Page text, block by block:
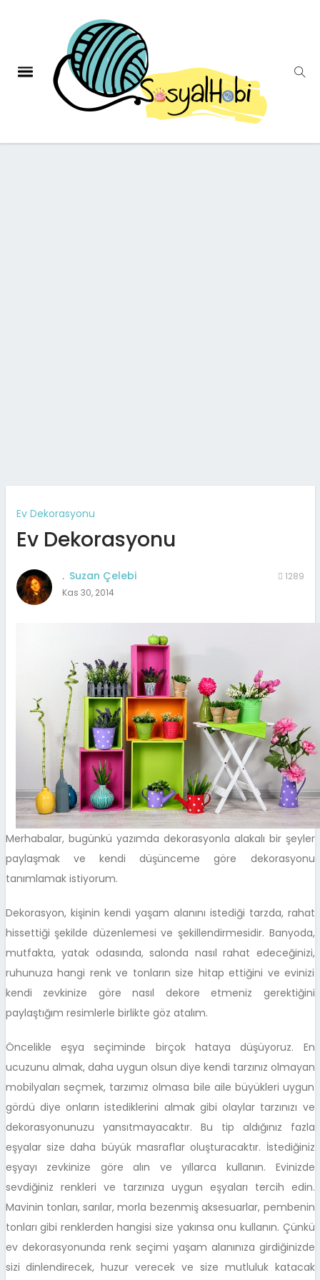
Ev Dekorasyonu
Ev Dekorasyonu
. Suzan Çelebi
Kas 30, 2014
1289
Merhabalar, bugünkü yazımda dekorasyonla alakalı bir şeyler
paylaşmak ve kendi düşünceme göre dekorasyonu
tanımlamak istiyorum.
Dekorasyon, kişinin kendi yaşam alanını istediği tarzda, rahat
hissettiği şekilde düzenlemesi ve şekillendirmesidir. Banyoda,
mutfakta, yatak odasında, salonda nasıl rahat edeceğinizi,
ruhunuza hangi renk ve tonların size hitap ettiğini ve evinizi
kendi zevkinize göre nasıl dekore etmeniz gerektiğini
paylaştığım resimlerle birlikte göz atalım.
Öncelikle eşya seçiminde birçok hataya düşüyoruz. En
ucuzunu almak, daha uygun olsun diye kendi tarzınız olmayan
mobilyaları seçmek, tarzımız olmasa bile aile büyükleri uygun
gördü diye onların istediklerini almak gibi olaylar tarzınızı ve
dekorasyonunuzu yansıtmayacaktır. Bu tip aldığınız fazla
eşyalar size daha büyük masraflar oluşturacaktır. İstediğiniz
eşyayı zevkinize göre alın ve yıllarca kullanın. Evinizde
sevdiğiniz renkleri ve tarzınıza uygun eşyaları tercih edin.
Mavinin tonları, sarılar, morla bezenmiş aksesuarlar, pembenin
tonları gibi renklerden hangisi size yakınsa onu kullanın. Çünkü
ev dekorasyonunda renk seçimi yaşam alanınıza girdiğinizde
sizi dinlendirecek, huzur verecek ve size mutluluk katacak